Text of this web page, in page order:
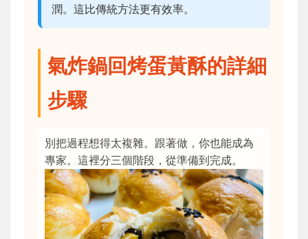
潤。這比傳統方法更有效率。
氣炸鍋回烤蛋黃酥的詳細
步驟
別把過程想得太複雜。跟著做，你也能成為
專家。這裡分三個階段，從準備到完成。